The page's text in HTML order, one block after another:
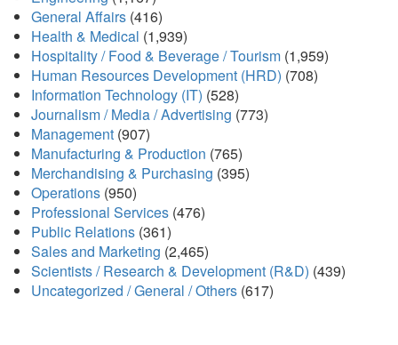
General Affairs (416)
Health & Medical (1,939)
Hospitality / Food & Beverage / Tourism (1,959)
Human Resources Development (HRD) (708)
Information Technology (IT) (528)
Journalism / Media / Advertising (773)
Management (907)
Manufacturing & Production (765)
Merchandising & Purchasing (395)
Operations (950)
Professional Services (476)
Public Relations (361)
Sales and Marketing (2,465)
Scientists / Research & Development (R&D) (439)
Uncategorized / General / Others (617)